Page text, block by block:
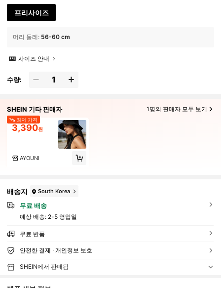
프리사이즈
머리 둘레: 56-60 cm
사이즈 안내
수량:
SHEIN 기타 판매자 1명의 판매자 모두 보기
최저 가격
3,390원
AYOUNI
배송지 South Korea
무료 배송
예상 배송: 2-5 영업일
무료 반품
안전한 결제 · 개인정보 보호
SHEIN에서 판매됨